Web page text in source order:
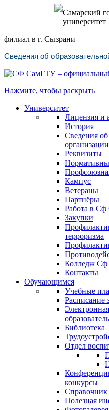
Самарский
университет
филиал в г. Сызрани
Сведения об
Нажмите, чтобы раскрыть
Университет
Лицензия и
История
Сведения об
организации
Реквизиты
Кампус
Ветераны
Партнёры
Работа в
Закупки
терроризма
Колледж
Контакты
Обучающимся
Учебные
Расписание
Библиотека
Отдел
конкурсы
Полезная